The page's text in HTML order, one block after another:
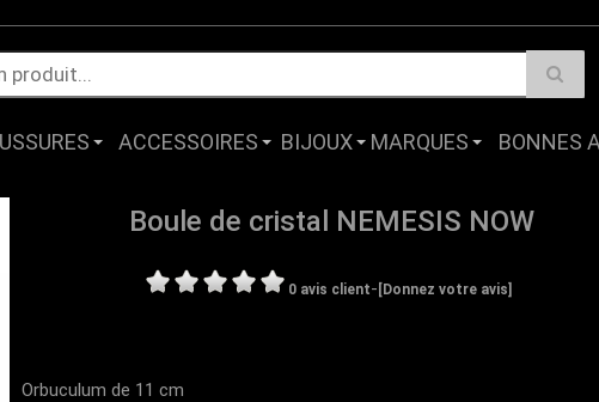
ACCESSOIRES BIJOUX MARQUES BONNES
Boule de cristal NEMESIS NOW
0 avis client- [Donnez votre avis]
Orbuculum de 11 cm